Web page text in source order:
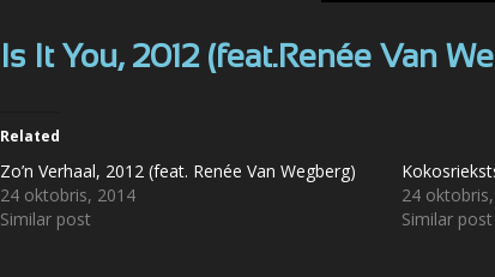
Is It You, 2012 (feat.Renée Van
Related
Zo’n Verhaal, 2012 (feat. Renée Van Wegberg)
24 oktobris, 2014
Similar post
24
Similar post